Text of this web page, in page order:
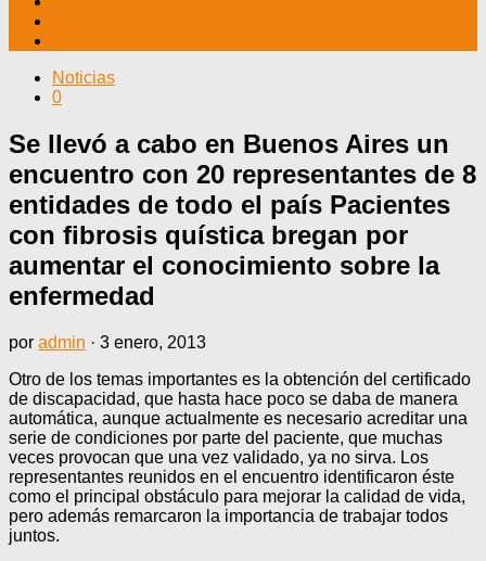
Noticias
0
Se llevó a cabo en Buenos Aires un
encuentro con 20 representantes de 8
entidades de todo el país Pacientes
con fibrosis quística bregan por
aumentar el conocimiento sobre la
enfermedad
por admin · 3 enero, 2013
Otro de los temas importantes es la obtención del certificado
de discapacidad, que hasta hace poco se daba de manera
automática, aunque actualmente es necesario acreditar una
serie de condiciones por parte del paciente, que muchas
veces provocan que una vez validado, ya no sirva. Los
representantes reunidos en el encuentro identificaron éste
como el principal obstáculo para mejorar la calidad de vida,
pero además remarcaron la importancia de trabajar todos
juntos.